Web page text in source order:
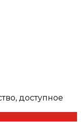
доступное